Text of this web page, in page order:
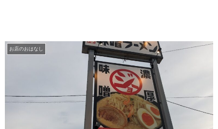
お店のおはなし